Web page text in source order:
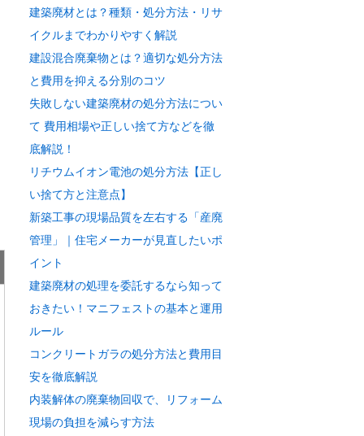
建築廃材とは？種類・処分方法・リサ
イクルまでわかりやすく解説
建設混合廃棄物とは？適切な処分方法
と費用を抑える分別のコツ
失敗しない建築廃材の処分方法につい
て 費用相場や正しい捨て方などを徹
底解説！
リチウムイオン電池の処分方法【正し
い捨て方と注意点】
新築工事の現場品質を左右する「産廃
管理」｜住宅メーカーが見直したいポ
イント
建築廃材の処理を委託するなら知って
おきたい！マニフェストの基本と運用
ルール
コンクリートガラの処分方法と費用目
安を徹底解説
内装解体の廃棄物回収で、リフォーム
現場の負担を減らす方法